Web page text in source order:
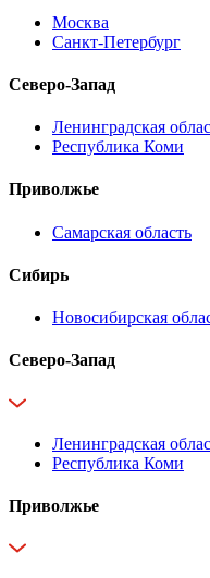
Москва
Санкт-Петербург
Северо-Запад
Ленинградская
Республика Коми
Приволжье
Самарская область
Сибирь
Новосибирская
Северо-Запад
Ленинградская
Республика Коми
Приволжье